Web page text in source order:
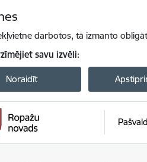
darbotos, tā izmanto
savu izvēli:
Noraidīt